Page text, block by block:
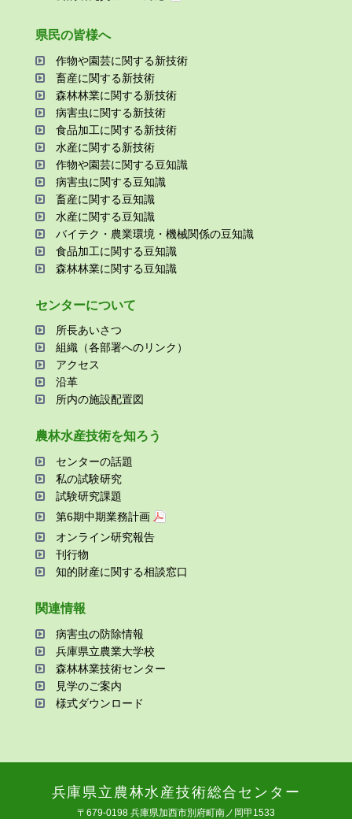
県⺠の皆様へ
作物や園芸に関する新技術
畜産に関する新技術
森林林業に関する新技術
病害⾍に関する新技術
⾷品加⼯に関する新技術
⽔産に関する新技術
作物や園芸に関する⾖知識
病害⾍に関する⾖知識
畜産に関する⾖知識
⽔産に関する⾖知識
バイテク・農業環境・機械関係の⾖知識
⾷品加⼯に関する⾖知識
森林林業に関する⾖知識
センターについて
所⻑あいさつ
組織（各部署へのリンク）
アクセス
沿⾰
所内の施設配置図
農林⽔産技術を知ろう
センターの話題
私の試験研究
試験研究課題
第6期中期業務計画
オンライン研究報告
刊⾏物
知的財産に関する相談窓⼝
関連情報
病害⾍の防除情報
兵庫県⽴農業⼤学校
森林林業技術センター
⾒学のご案内
様式ダウンロード
兵庫県⽴農林⽔産技術総合センター
〒679-0198 兵庫県加⻄市別府町南ノ岡甲1533